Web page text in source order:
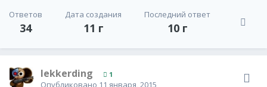
Ответов
34
Дата создания
11 г
Последний ответ
10 г
lekkerding 1
Опубликовано 11 января, 2015